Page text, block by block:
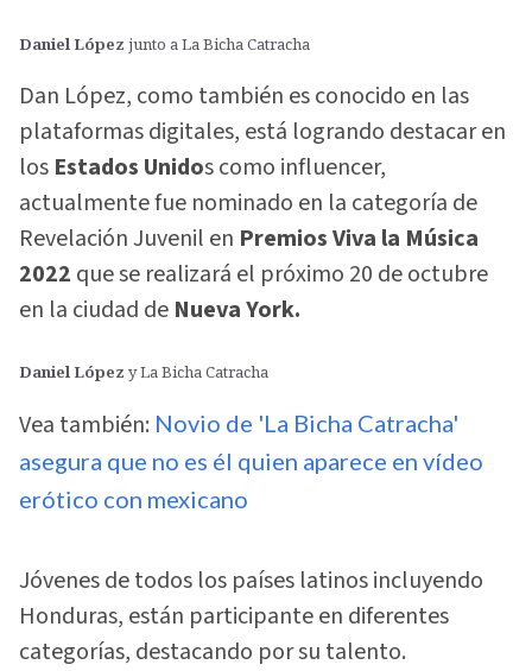
Daniel López junto a La Bicha Catracha
Dan López, como también es conocido en las
plataformas digitales, está logrando destacar en
los Estados Unidos como influencer,
actualmente fue nominado en la categoría de
Revelación Juvenil en Premios Viva la Música
2022 que se realizará el próximo 20 de octubre
en la ciudad de Nueva York.
Daniel López y La Bicha Catracha
Vea también: Novio de 'La Bicha Catracha'
asegura que no es él quien aparece en vídeo
erótico con mexicano
Jóvenes de todos los países latinos incluyendo
Honduras, están participante en diferentes
categorías, destacando por su talento.